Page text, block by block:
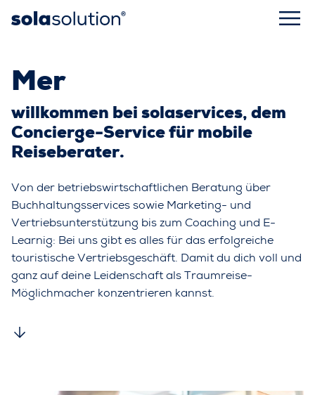
Merha
willkommen bei solaservices, dem
Concierge-Service für mobile
Reiseberater.
Von der betriebswirtschaftlichen Beratung über
Buchhaltungsservices sowie Marketing- und
Vertriebsunterstützung bis zum Coaching und E-
Learnig: Bei uns gibt es alles für das erfolgreiche
touristische Vertriebsgeschäft. Damit du dich voll und
ganz auf deine Leidenschaft als Traumreise-
Möglichmacher konzentrieren kannst.